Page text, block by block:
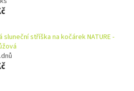
sluneční stříška na kočárek NATURE -